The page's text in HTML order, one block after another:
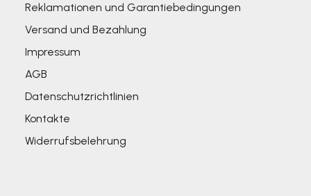
Reklamationen und Garantiebedingungen
Versand und Bezahlung
Impressum
AGB
Datenschutzrichtlinien
Kontakte
Widerrufsbelehrung